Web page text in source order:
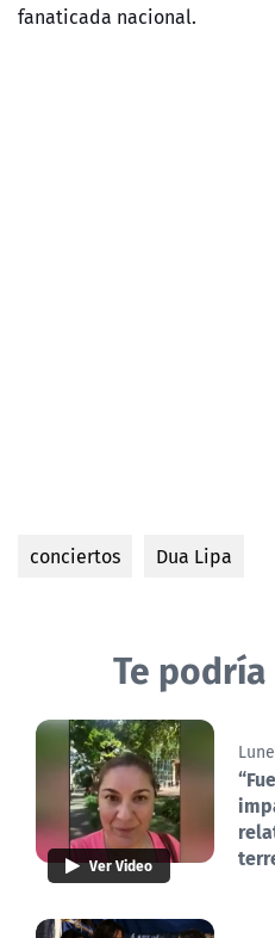
fanaticada nacional.
conciertos Dua Lipa
Te
Ver Video